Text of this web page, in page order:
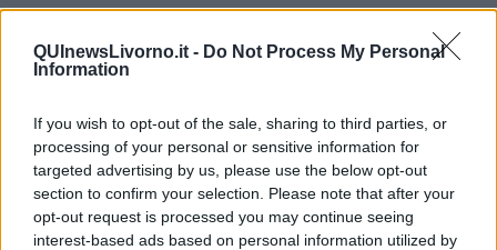
QUInewsLivorno.it - Do Not Process My Personal
Information
If you wish to opt-out of the sale, sharing to third parties, or
processing of your personal or sensitive information for
targeted advertising by us, please use the below opt-out
section to confirm your selection. Please note that after your
opt-out request is processed you may continue seeing
interest-based ads based on personal information utilized by
Da questo punto di vista, l'occasione dell'incontro ha permesso al
Presidente dell'AdSP di fare il punto della situazione sui numerosi
interventi in cantiere per dare al porto di Livorno un nuovo slancio
la quale lo scalo labronico mira ad acquisire un posizionamento
strategico distintivo per poter affrontare le sfide del mercato
globale. Occhi puntati anche sul porto esistente, con i lavori in
corso per l'allargamento del Canale di Accesso, e sulla
digitalizzazione, oggi necessaria per garantire tempi rapidi
nell'inoltro della merce alle catchment area di riferimento.